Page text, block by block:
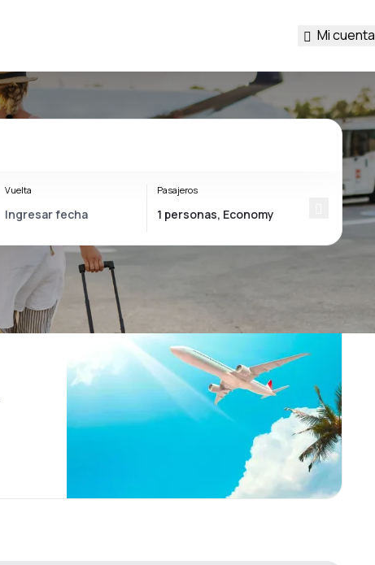
Mi cuenta
Vuelta Pasajeros